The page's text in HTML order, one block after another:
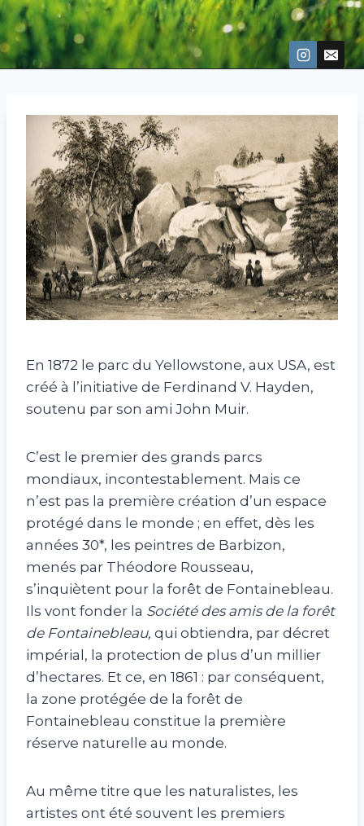
En 1872 le parc du Yellowstone, aux USA, est
créé à l’initiative de Ferdinand V. Hayden,
soutenu par son ami John Muir.
C’est le premier des grands parcs
mondiaux, incontestablement. Mais ce
n’est pas la première création d’un espace
protégé dans le monde ; en effet, dès les
années 30*, les peintres de Barbizon,
menés par Théodore Rousseau,
s’inquiètent pour la forêt de Fontainebleau.
Ils vont fonder la Société des amis de la forêt
de Fontainebleau, qui obtiendra, par décret
impérial, la protection de plus d’un millier
d’hectares. Et ce, en 1861 : par conséquent,
la zone protégée de la forêt de
Fontainebleau constitue la première
réserve naturelle au monde.
Au même titre que les naturalistes, les
artistes ont été souvent les premiers